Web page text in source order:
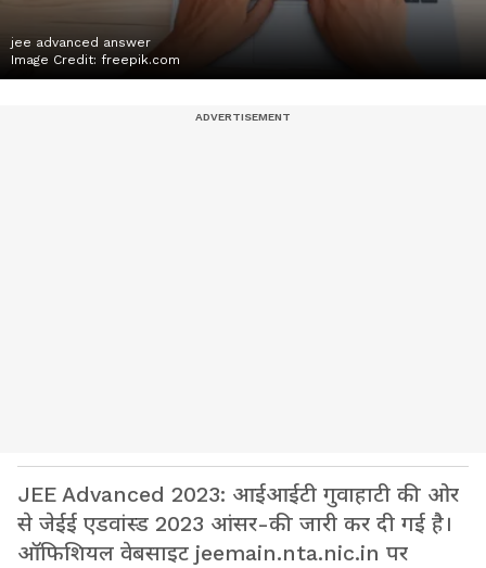
jee advanced answer
Image Credit: freepik.com
JEE Advanced 2023: आईआईटी गुवाहाटी की ओर
से जेईई एडवांस्ड 2023 आंसर-की जारी कर दी गई है।
ऑफिशियल वेबसाइट jeemain.nta.nic.in पर